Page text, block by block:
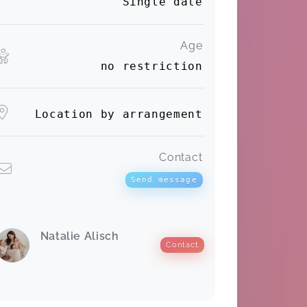
Age
no restriction
Location by arrangement
Contact
Send message
Natalie Alisch
Contact